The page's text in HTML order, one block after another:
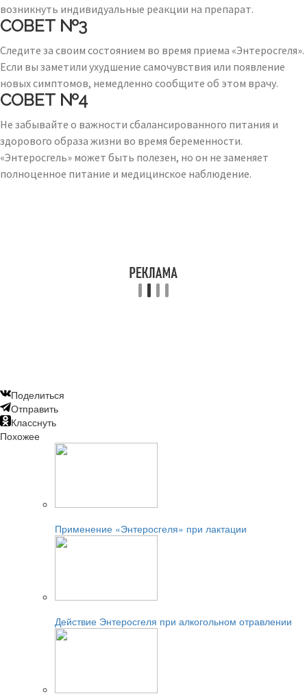
возникнуть индивидуальные реакции на препарат.
СОВЕТ №3
Следите за своим состоянием во время приема «Энтеросгеля».
Если вы заметили ухудшение самочувствия или появление
новых симптомов, немедленно сообщите об этом врачу.
СОВЕТ №4
Не забывайте о важности сбалансированного питания и
здорового образа жизни во время беременности.
«Энтеросгель» может быть полезен, но он не заменяет
полноценное питание и медицинское наблюдение.
Поделиться
Отправить
Класснуть
Похожее
Применение «Энтеросгеля» при лактации
Действие Энтеросгеля при алкогольном отравлении